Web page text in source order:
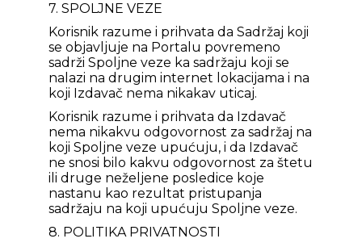
7. SPOLJNE VEZE
Korisnik razume i prihvata da Sadržaj koji
se objavljuje na Portalu povremeno
sadrži Spoljne veze ka sadržaju koji se
nalazi na drugim internet lokacijama i na
koji Izdavač nema nikakav uticaj.
Korisnik razume i prihvata da Izdavač
nema nikakvu odgovornost za sadržaj na
koji Spoljne veze upućuju, i da Izdavač
ne snosi bilo kakvu odgovornost za štetu
ili druge neželjene posledice koje
nastanu kao rezultat pristupanja
sadržaju na koji upućuju Spoljne veze.
8. POLITIKA PRIVATNOSTI